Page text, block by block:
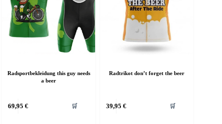
Radsportbekleidung this guy needs
a beer
69,95 € 🛒
Radtrikot don’t forget the beer
39,95 € 🛒